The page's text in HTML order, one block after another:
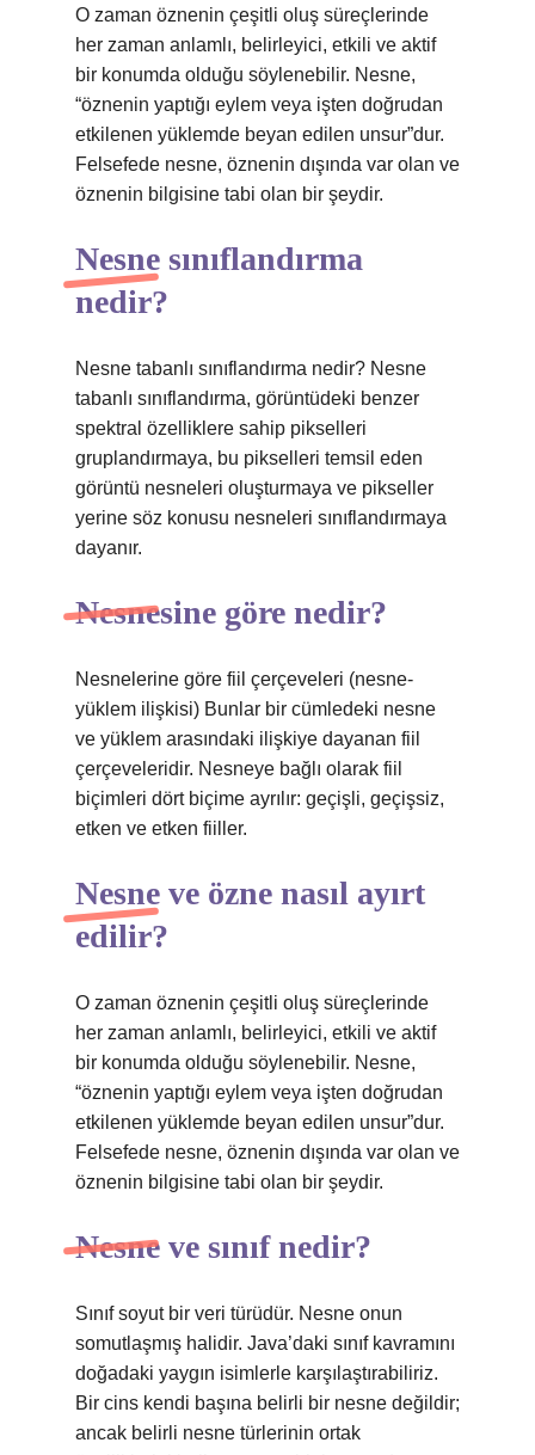
O zaman öznenin çeşitli oluş süreçlerinde
her zaman anlamlı, belirleyici, etkili ve aktif
bir konumda olduğu söylenebilir. Nesne,
“öznenin yaptığı eylem veya işten doğrudan
etkilenen yüklemde beyan edilen unsur”dur.
Felsefede nesne, öznenin dışında var olan ve
öznenin bilgisine tabi olan bir şeydir.
Nesne sınıflandırma
nedir?
Nesne tabanlı sınıflandırma nedir? Nesne
tabanlı sınıflandırma, görüntüdeki benzer
spektral özelliklere sahip pikselleri
gruplandırmaya, bu pikselleri temsil eden
görüntü nesneleri oluşturmaya ve pikseller
yerine söz konusu nesneleri sınıflandırmaya
dayanır.
Nesnesine göre nedir?
Nesnelerine göre fiil çerçeveleri (nesne-
yüklem ilişkisi) Bunlar bir cümledeki nesne
ve yüklem arasındaki ilişkiye dayanan fiil
çerçeveleridir. Nesneye bağlı olarak fiil
biçimleri dört biçime ayrılır: geçişli, geçişsiz,
etken ve etken fiiller.
Nesne ve özne nasıl ayırt
edilir?
O zaman öznenin çeşitli oluş süreçlerinde
her zaman anlamlı, belirleyici, etkili ve aktif
bir konumda olduğu söylenebilir. Nesne,
“öznenin yaptığı eylem veya işten doğrudan
etkilenen yüklemde beyan edilen unsur”dur.
Felsefede nesne, öznenin dışında var olan ve
öznenin bilgisine tabi olan bir şeydir.
Nesne ve sınıf nedir?
Sınıf soyut bir veri türüdür. Nesne onun
somutlaşmış halidir. Java’daki sınıf kavramını
doğadaki yaygın isimlerle karşılaştırabiliriz.
Bir cins kendi başına belirli bir nesne değildir;
ancak belirli nesne türlerinin ortak